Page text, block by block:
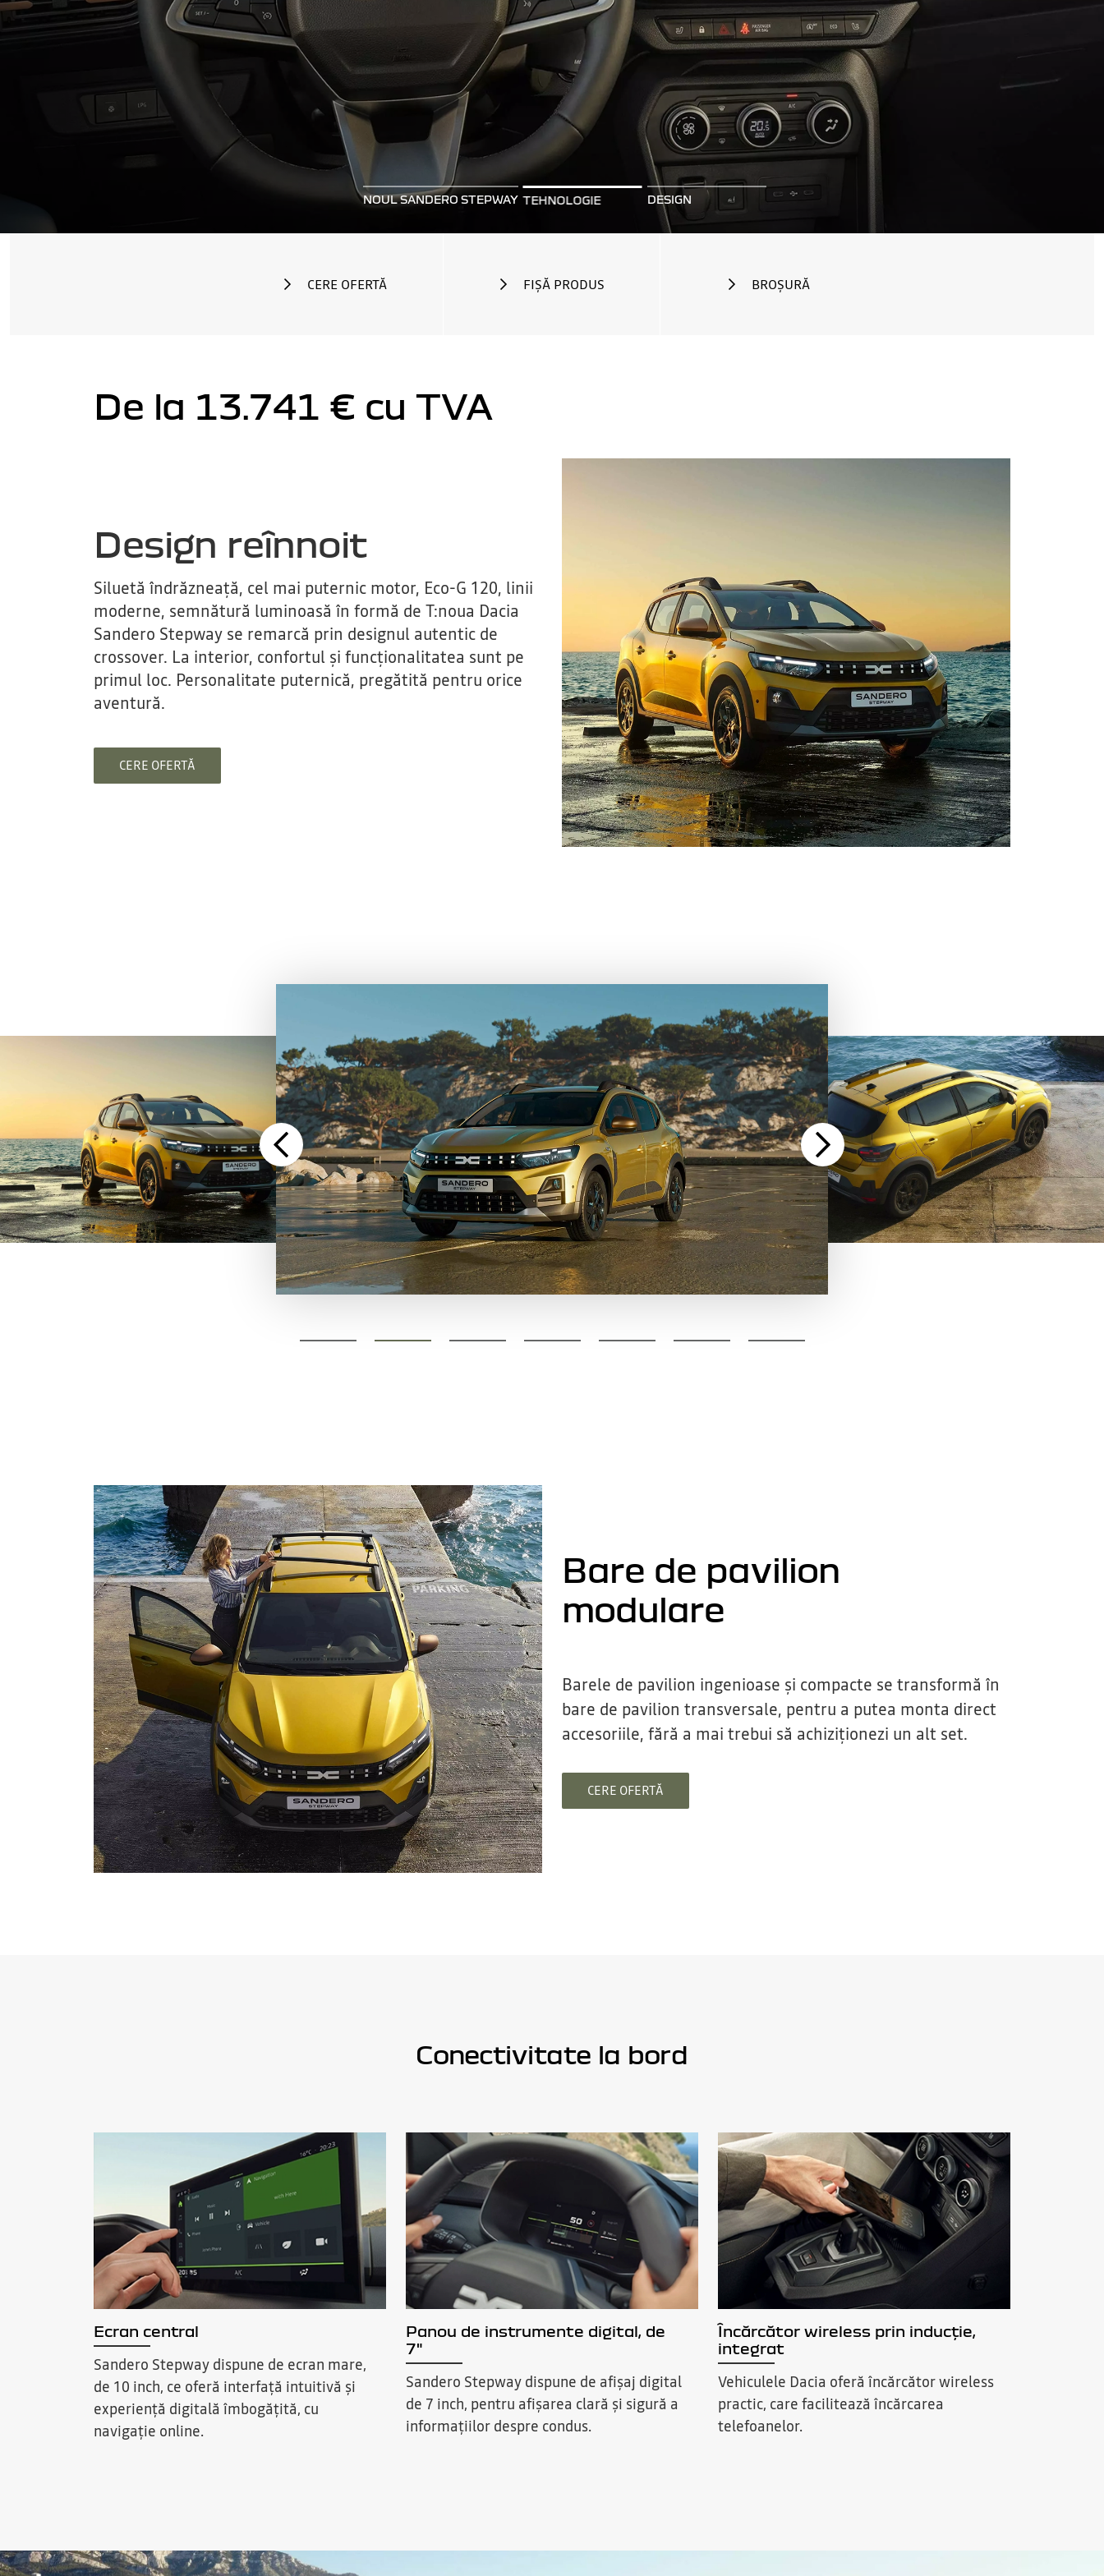
NOUL SANDERO STEPWAY TEHNOLOGIE DESIGN
CERE OFERTĂ FIȘĂ PRODUS BROȘURĂ
De la 13.741 € cu TVA
Design reînnoit
Siluetă îndrăzneață, cel mai puternic motor, Eco-G 120, linii
moderne, semnătură luminoasă în formă de T:noua Dacia
Sandero Stepway se remarcă prin designul autentic de
crossover. La interior, confortul și funcționalitatea sunt pe
primul loc. Personalitate puternică, pregătită pentru orice
aventură.
CERE OFERTĂ
Bare de pavilion
modulare
Barele de pavilion ingenioase și compacte se transformă în
bare de pavilion transversale, pentru a putea monta direct
accesoriile, fără a mai trebui să achiziționezi un alt set.
CERE OFERTĂ
Conectivitate la bord
Ecran central
Sandero Stepway dispune de ecran mare,
de 10 inch, ce oferă interfață intuitivă și
experiență digitală îmbogățită, cu
navigație online.
Panou de instrumente digital, de
7"
Sandero Stepway dispune de afișaj digital
de 7 inch, pentru afișarea clară și sigură a
informațiilor despre condus.
Încărcător wireless prin inducție,
integrat
Vehiculele Dacia oferă încărcător wireless
practic, care facilitează încărcarea
telefoanelor.